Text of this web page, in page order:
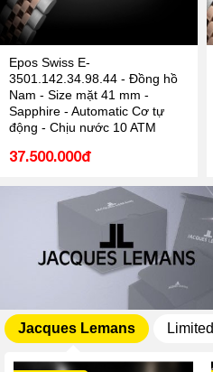
Epos Swiss E-
3501.142.34.98.44 - Đồng hồ
Nam - Size mặt 41 mm -
Sapphire - Automatic Cơ tự
động - Chịu nước 10 ATM
37.500.000đ
Jacques Lemans Limited